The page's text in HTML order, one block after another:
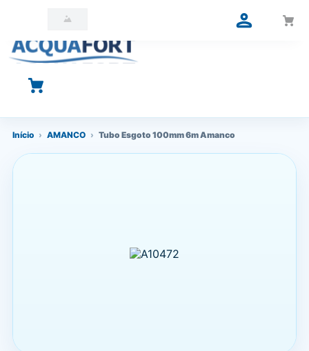
O que você está procurando?
Início › AMANCO › Tubo Esgoto 100mm 6m Amanco